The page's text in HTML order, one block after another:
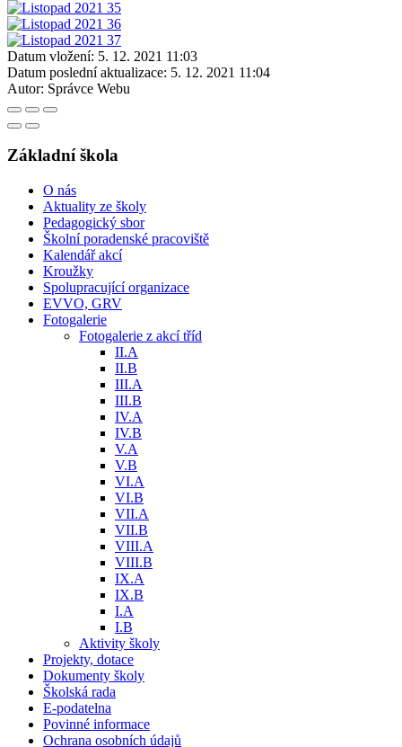
Datum vložení: 5. 12. 2021 11:03
Datum poslední aktualizace: 5. 12. 2021 11:04
Autor: Správce Webu
Základní škola
O nás
Aktuality ze školy
Pedagogický sbor
Školní poradenské pracoviště
Kalendář akcí
Kroužky
Spolupracující organizace
EVVO, GRV
Fotogalerie
Fotogalerie z akcí tříd
II.A
II.B
III.A
III.B
IV.A
IV.B
V.A
V.B
VI.A
VI.B
VII.A
VII.B
VIII.A
VIII.B
IX.A
IX.B
I.A
I.B
Aktivity školy
Projekty, dotace
Dokumenty školy
Školská rada
E-podatelna
Povinné informace
Ochrana osobních údajů